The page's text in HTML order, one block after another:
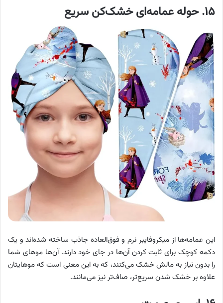
۱۵. حوله عمامه‌ای خشک‌کن سریع
این عمامه‌ها از میکروفایبر نرم و فوق‌العاده جاذب ساخته شده‌اند و یک
دکمه کوچک برای ثابت کردن آن‌ها در جای خود دارند. آن‌ها موهای شما
را بدون نیاز به مالش خشک می‌کنند، که به این معنی است که موهایتان
علاوه بر خشک شدن سریع‌تر، صاف‌تر نیز می‌مانند.